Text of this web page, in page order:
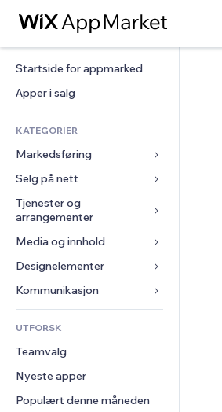
Startside for appmarked
Apper i salg
KATEGORIER
Markedsføring
Annonser
Mobil
Analyser
Sosiale medier
SEO
Engasjement
Nettstedsoppføringer
E-post
Konvertering
Selg på nett
Apper for butikker
Frakt og levering
Selg-knapper
Nettkurs
On-demand-utskrift
Regnskap
Kuponger og fordelsprogram
Lagerløsninger
Dropshipping
Priser og abonnement
Tjenester og
arrangementer
Hoteller
Arrangementer
Restauranter
Eiendom
Bookinger
Media og innhold
Galleri
Musikk
Podkaster
Fotografi
Video
PDF
Fildeling
Designelementer
Kart og navigasjon
Personvern og sikkerhet
Klokke
Sidemaler
Bildeeffekter
Knapper og menyer
Skjemaer
Avstemninger
Chat
Kommentarer
UTFORSK
Teamvalg
Nyeste apper
Populært denne måneden